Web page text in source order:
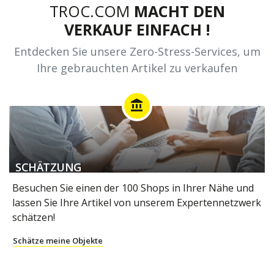
TROC.COM MACHT DEN
VERKAUF EINFACH !
Entdecken Sie unsere Zero-Stress-Services, um
Ihre gebrauchten Artikel zu verkaufen
account_balance
SCHÄTZUNG
Besuchen Sie einen der 100 Shops in Ihrer Nähe und
lassen Sie Ihre Artikel von unserem Expertennetzwerk
schätzen!
Schätze meine Objekte